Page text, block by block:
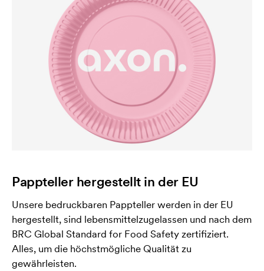
Pappteller hergestellt in der EU
Unsere bedruckbaren Pappteller werden in der EU
hergestellt, sind lebensmittelzugelassen und nach dem
BRC Global Standard for Food Safety zertifiziert.
Alles, um die höchstmögliche Qualität zu
gewährleisten.